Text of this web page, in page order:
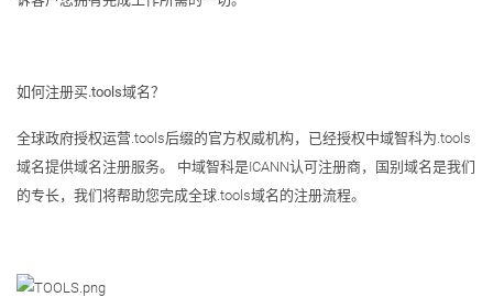
如何注册买.tools域名？
全球政府授权运营.tools后缀的官方权威机构，已经授权中域智科为.tools
域名提供域名注册服务。 中域智科是ICANN认可注册商，国别域名是我们
的专长，我们将帮助您完成全球.tools域名的注册流程。